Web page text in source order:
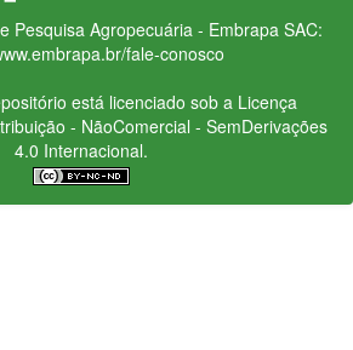
Pesquisa Agropecuária - Embrapa SAC:
fale-conosco
está licenciado sob a Licença
- NãoComercial - SemDerivações
4.0 Internacional.